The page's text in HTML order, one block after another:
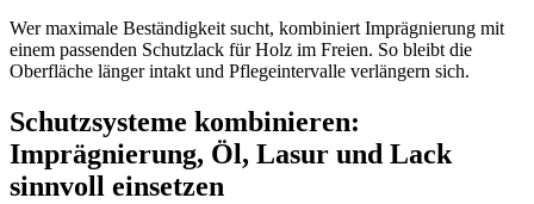
Wer maximale Beständigkeit sucht, kombiniert Imprägnierung mit
einem passenden Schutzlack für Holz im Freien. So bleibt die
Oberfläche länger intakt und Pflegeintervalle verlängern sich.
Schutzsysteme kombinieren:
Imprägnierung, Öl, Lasur und Lack
sinnvoll einsetzen